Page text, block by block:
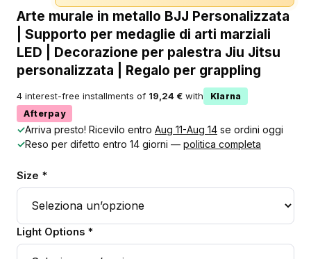
Arte murale in metallo BJJ Personalizzata
| Supporto per medaglie di arti marziali
LED | Decorazione per palestra Jiu Jitsu
personalizzata | Regalo per grappling
4 interest-free installments of 19,24 € with
Klarna
Afterpay
✓Arriva presto! Ricevilo entro Aug 11-Aug 14 se ordini oggi
✓Reso per difetto entro 14 giorni — politica completa
Size *
Light Options *